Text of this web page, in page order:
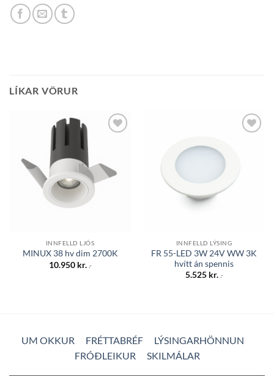
LÍKAR VÖRUR
INNFELLD LJÓS
MINUX 38 hv dim 2700K
10.950 kr. .-
INNFELLD LÝSING
FR 55-LED 3W 24V WW 3K
hvítt án spennis
5.525 kr. .-
UM OKKUR FRÉTTABRÉF
LÝSINGARHÖNNUN
FRÓÐLEIKUR
SKILMÁLAR